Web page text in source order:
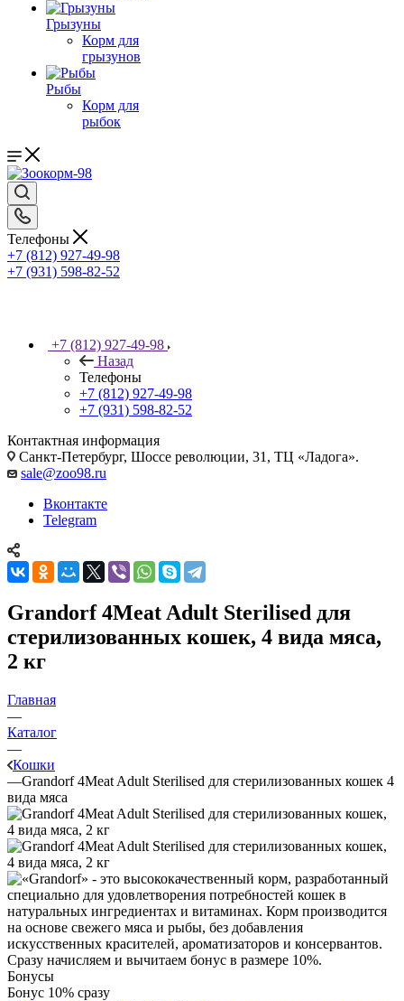
Грызуны
Корм для
грызунов
Рыбы
Корм для
рыбок
Телефоны
+7 (812) 927-49-98
+7 (931) 598-82-52
+7 (812) 927-49-98
Назад
Телефоны
+7 (812) 927-49-98
+7 (931) 598-82-52
Контактная информация
Санкт-Петербург, Шоссе революции, 31, ТЦ «Ладога».
sale@zoo98.ru
Вконтакте
Telegram
Grandorf 4Meat Adult Sterilised для
стерилизованных кошек, 4 вида мяса,
2 кг
Главная
—
Каталог
—
Кошки
—Grandorf 4Meat Adult Sterilised для стерилизованных кошек 4
вида мяса
Бонусы
Бонус 10% сразу